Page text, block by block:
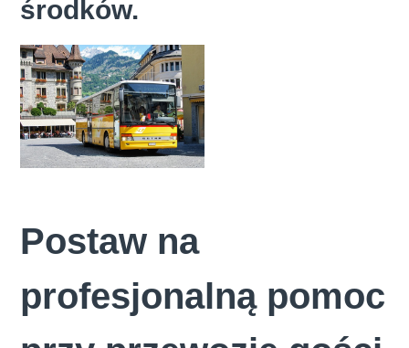
środków.
Postaw na
profesjonalną pomoc